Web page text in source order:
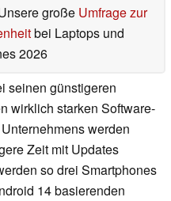
große Umfrage zur
bei Laptops und
2026
seinen günstigeren
wirklich starken Software-
werden
Zeit mit Updates
so drei Smartphones
14 basierenden